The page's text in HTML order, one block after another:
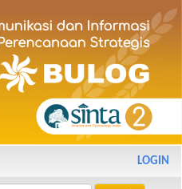
LOGIN